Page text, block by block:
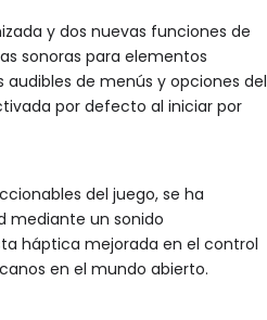
y dos nuevas funciones de
sonoras para elementos
audibles de menús y opciones del
por defecto al iniciar por
del juego, se ha
mediante un sonido
háptica mejorada en el control
en el mundo abierto.